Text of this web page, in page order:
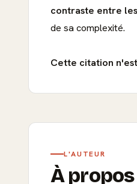
contraste entre
de sa complexité.
Cette citation
L'AUTEUR
À